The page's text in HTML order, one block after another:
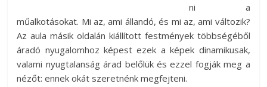
ni a
műalkotásokat. Mi az, ami állandó, és mi az, ami változik?
Az aula másik oldalán kiállított festmények többségéből
áradó nyugalomhoz képest ezek a képek dinamikusak,
valami nyugtalanság árad belőlük és ezzel fogják meg a
nézőt: ennek okát szeretnénk megfejteni.